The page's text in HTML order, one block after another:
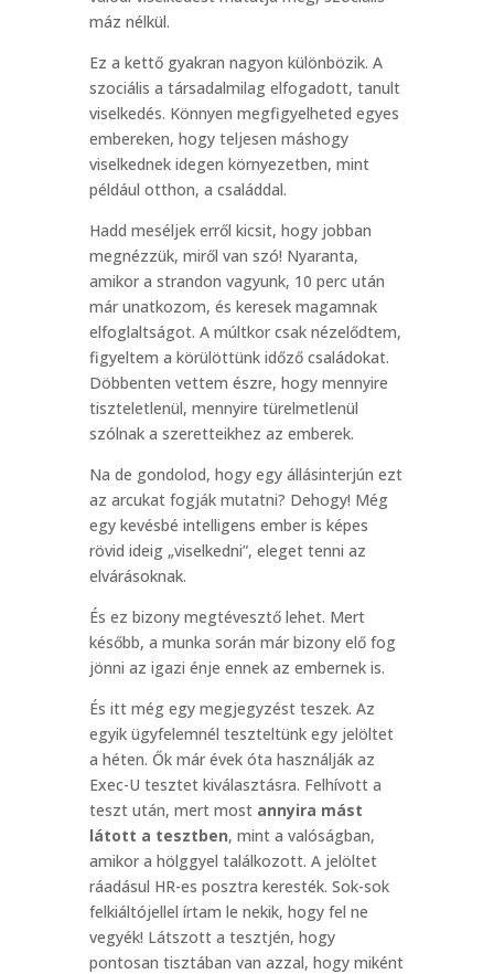
máz nélkül.
Ez a kettő gyakran nagyon különbözik. A
szociális a társadalmilag elfogadott, tanult
viselkedés. Könnyen megfigyelheted egyes
embereken, hogy teljesen máshogy
viselkednek idegen környezetben, mint
például otthon, a családdal.
Hadd meséljek erről kicsit, hogy jobban
megnézzük, miről van szó! Nyaranta,
amikor a strandon vagyunk, 10 perc után
már unatkozom, és keresek magamnak
elfoglaltságot. A múltkor csak nézelődtem,
figyeltem a körülöttünk időző családokat.
Döbbenten vettem észre, hogy mennyire
tiszteletlenül, mennyire türelmetlenül
szólnak a szeretteikhez az emberek.
Na de gondolod, hogy egy állásinterjún ezt
az arcukat fogják mutatni? Dehogy! Még
egy kevésbé intelligens ember is képes
rövid ideig „viselkedni”, eleget tenni az
elvárásoknak.
És ez bizony megtévesztő lehet. Mert
később, a munka során már bizony elő fog
jönni az igazi énje ennek az embernek is.
És itt még egy megjegyzést teszek. Az
egyik ügyfelemnél teszteltünk egy jelöltet
a héten. Ők már évek óta használják az
Exec-U tesztet kiválasztásra. Felhívott a
teszt után, mert mostannyira mást
látott a tesztben, mint a valóságban,
amikor a hölggyel találkozott. A jelöltet
ráadásul HR-es posztra keresték. Sok-sok
felkiáltójellel írtam le nekik, hogy fel ne
vegyék! Látszott a tesztjén, hogy
pontosan tisztában van azzal, hogy miként